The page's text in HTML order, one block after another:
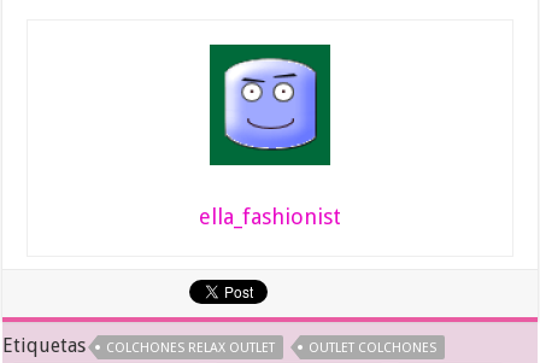
ella_fashionist
Etiquetas COLCHONES RELAX OUTLET
OUTLET COLCHONES